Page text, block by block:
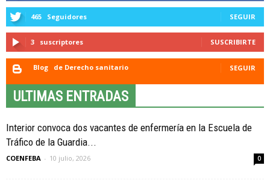
465 Seguidores SEGUIR
3 suscriptores SUSCRIBIRTE
Blog de Derecho sanitario SEGUIR
ULTIMAS ENTRADAS
Interior convoca dos vacantes de enfermería en la Escuela de
Tráfico de la Guardia...
COENFEBA - 10 julio, 2026 0